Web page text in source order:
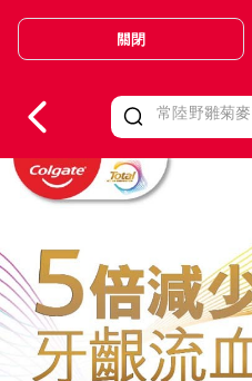
Valid Until 30 June 2026
關閉